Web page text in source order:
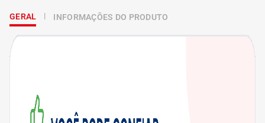
GERAL INFORMAÇÕES DO PRODUTO